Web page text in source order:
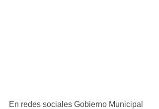
En redes sociales Gobierno Municipal